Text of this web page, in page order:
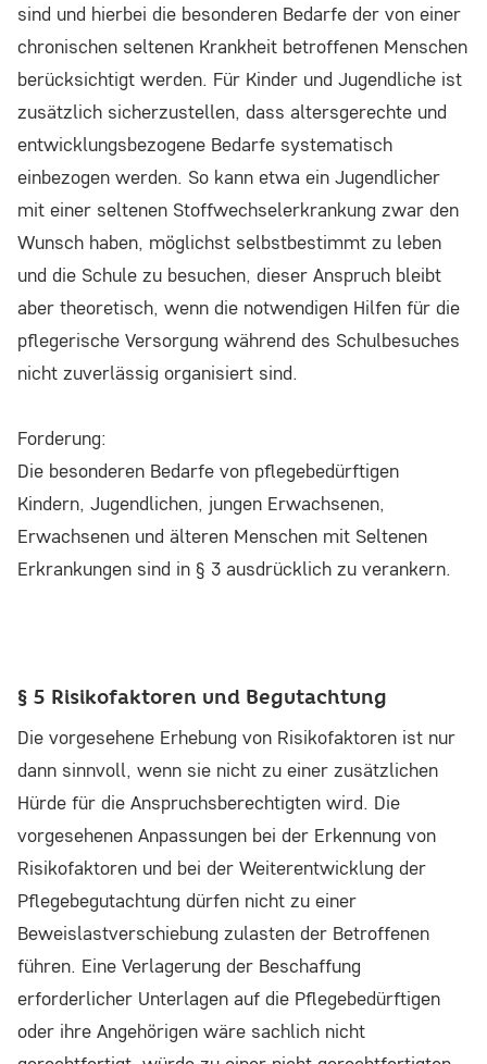
sind und hierbei die besonderen Bedarfe der von einer
chronischen seltenen Krankheit betroffenen Menschen
berücksichtigt werden. Für Kinder und Jugendliche ist
zusätzlich sicherzustellen, dass altersgerechte und
entwicklungsbezogene Bedarfe systematisch
einbezogen werden. So kann etwa ein Jugendlicher
mit einer seltenen Stoffwechselerkrankung zwar den
Wunsch haben, möglichst selbstbestimmt zu leben
und die Schule zu besuchen, dieser Anspruch bleibt
aber theoretisch, wenn die notwendigen Hilfen für die
pflegerische Versorgung während des Schulbesuches
nicht zuverlässig organisiert sind.
Forderung:
Die besonderen Bedarfe von pflegebedürftigen
Kindern, Jugendlichen, jungen Erwachsenen,
Erwachsenen und älteren Menschen mit Seltenen
Erkrankungen sind in § 3 ausdrücklich zu verankern.
§ 5 Risikofaktoren und Begutachtung
Die vorgesehene Erhebung von Risikofaktoren ist nur
dann sinnvoll, wenn sie nicht zu einer zusätzlichen
Hürde für die Anspruchsberechtigten wird. Die
vorgesehenen Anpassungen bei der Erkennung von
Risikofaktoren und bei der Weiterentwicklung der
Pflegebegutachtung dürfen nicht zu einer
Beweislastverschiebung zulasten der Betroffenen
führen. Eine Verlagerung der Beschaffung
erforderlicher Unterlagen auf die Pflegebedürftigen
oder ihre Angehörigen wäre sachlich nicht